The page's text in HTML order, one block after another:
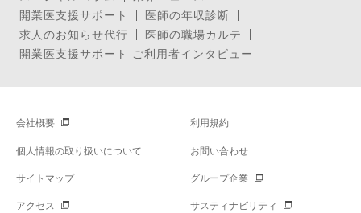
開業医支援サポート
医師の年収診断
求人のお知らせ代行
医師の職場カルテ
開業医支援サポート ご利用者インタビュー
会社概要 利用規約
個人情報の取り扱いについて お問い合わせ
サイトマップ グループ企業
アクセス サスティナビリティ